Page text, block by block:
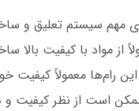
مهم سیستم تعلیق و
از مواد با کیفیت
این رام‌ها معمولاً
ممکن است از نظر